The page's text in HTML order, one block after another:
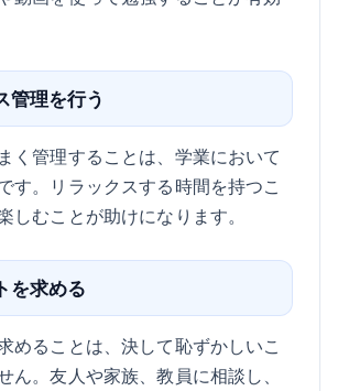
管理を行う
く管理することは、学業において
す。リラックスする時間を持つこ
しむことが助けになります。
を求める
めることは、決して恥ずかしいこ
ん。友人や家族、教員に相談し、